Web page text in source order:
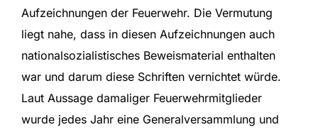
Aufzeichnungen der Feuerwehr. Die Vermutung
liegt nahe, dass in diesen Aufzeichnungen auch
nationalsozialistisches Beweismaterial enthalten
war und darum diese Schriften vernichtet würde.
Laut Aussage damaliger Feuerwehrmitglieder
wurde jedes Jahr eine Generalversammlung und